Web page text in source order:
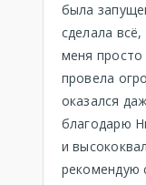
была
сделала
меня просто
провела
оказался
благодарю
и
рекомендую